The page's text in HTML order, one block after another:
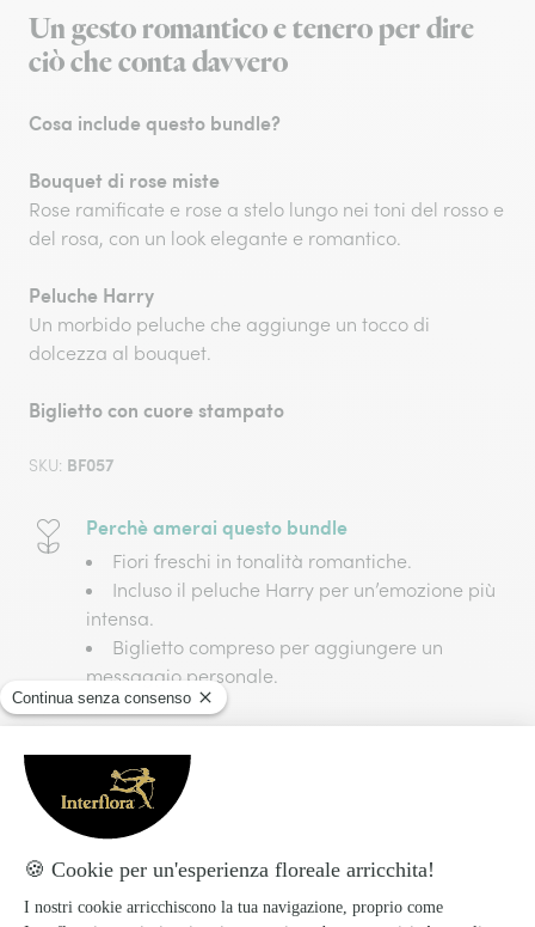
Un gesto romantico e tenero per dire
ciò che conta davvero
Cosa include questo bundle?
Bouquet di rose miste
Rose ramificate e rose a stelo lungo nei toni del rosso e
del rosa, con un look elegante e romantico.
Peluche Harry
Un morbido peluche che aggiunge un tocco di
dolcezza al bouquet.
Biglietto con cuore stampato
SKU: BF057
Perchè amerai questo bundle
Fiori freschi in tonalità romantiche.
Incluso il peluche Harry per un’emozione più
intensa.
Biglietto compreso per aggiungere un
messaggio personale.
Preparato con amore, consegnato con
cura!
I prodotti Interflora sono preparati e confezionati il